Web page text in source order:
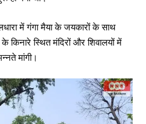
में गंगा मैया के जयकारों के साथ
स्थित मंदिरों और शिवालयों में
मांगी।